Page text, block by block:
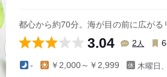
都心から約70分。海が目の前に広が
3.04 2 人
- ￥2,000～￥2,999 木曜日